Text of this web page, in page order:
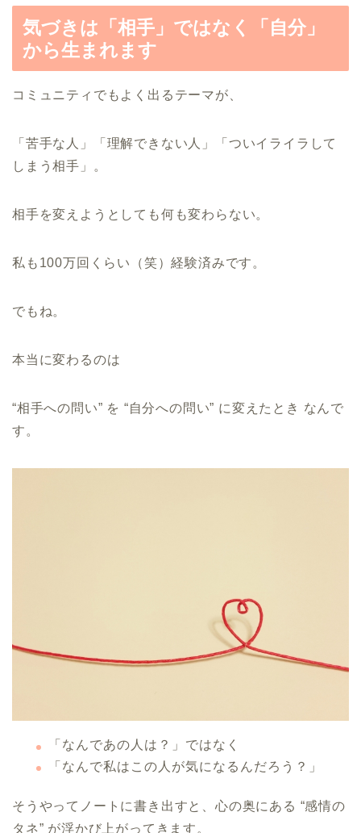
気づきは「相手」ではなく「自分」
から生まれます
コミュニティでもよく出るテーマが、
「苦手な人」「理解できない人」「ついイライラして
しまう相手」。
相手を変えようとしても何も変わらない。
私も100万回くらい（笑）経験済みです。
でもね。
本当に変わるのは
“相手への問い” を “自分への問い” に変えたとき なんで
す。
「なんであの人は？」ではなく
「なんで私はこの人が気になるんだろう？」
そうやってノートに書き出すと、心の奥にある “感情の
タネ” が浮かび上がってきます。